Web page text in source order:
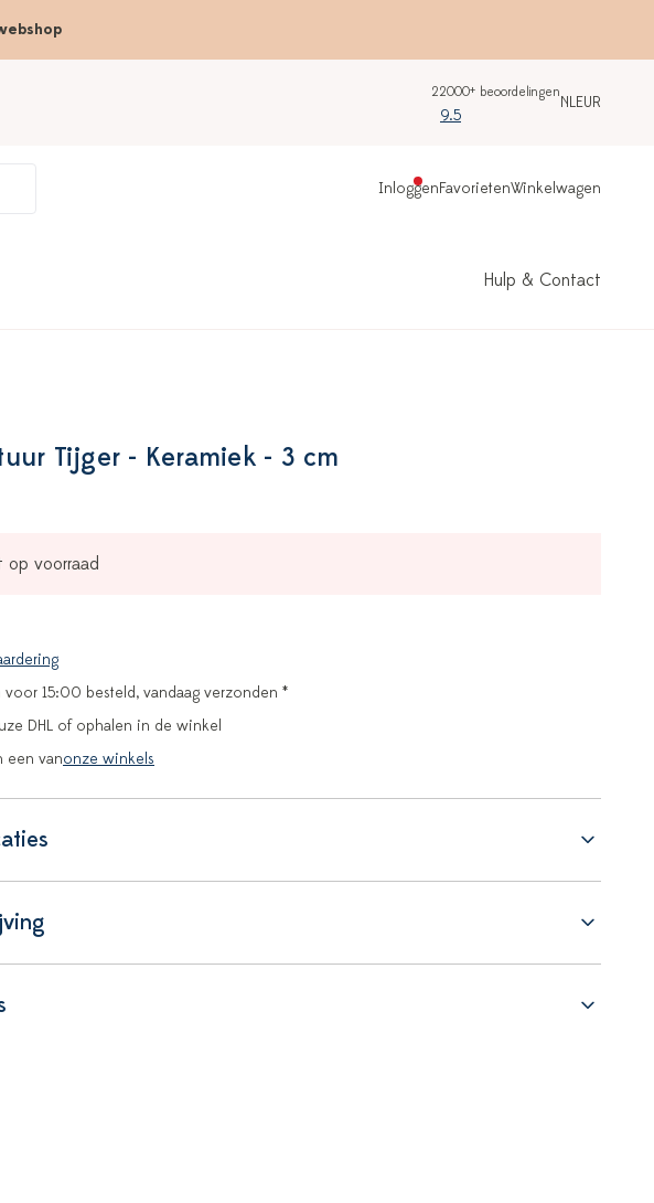
22000+ beoordelingen
9.5
NLEUR
InloggenFavorietenWinkelwagen
Hulp & Contact
Tijger - Keramiek - 3 cm
op voorraad
voor 15:00 besteld, vandaag verzonden *
DHL of ophalen in de winkel
een vanonze winkels